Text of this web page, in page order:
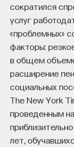
сократился
услуг
«проблемных»
факторы:
в общем
расширение
социальных
The New York
проведенным
лет,